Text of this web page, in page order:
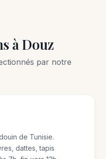
à Douz
par notre
de Tunisie.
dattes, tapis